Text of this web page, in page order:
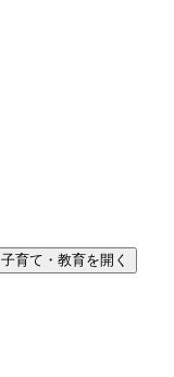
子育て・教育を開く